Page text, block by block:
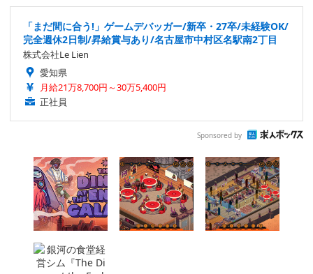
「まだ間に合う!」ゲームデバッガー/新卒・27卒/未経験OK/
完全週休2日制/昇給賞与あり/名古屋市中村区名駅南2丁目
株式会社Le Lien
愛知県
月給21万8,700円～30万5,400円
正社員
Sponsored by